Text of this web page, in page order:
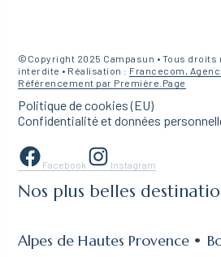
©Copyright 2025 Campasun • Tous
interdite • Réalisation : Francecom,
Référencement par Première.Page
Politique de cookies (EU)
Confidentialité et données
Facebook Instagram
Nos plus belles
Alpes de Hautes Provence